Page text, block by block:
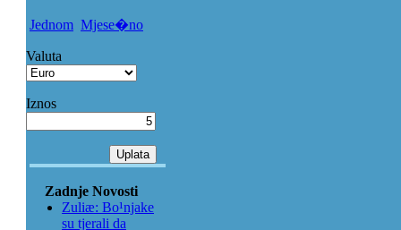
Jednom Mjese�no
Valuta
Iznos
Zadnje Novosti
Zuliæ: Bo¹njake
su tjerali da